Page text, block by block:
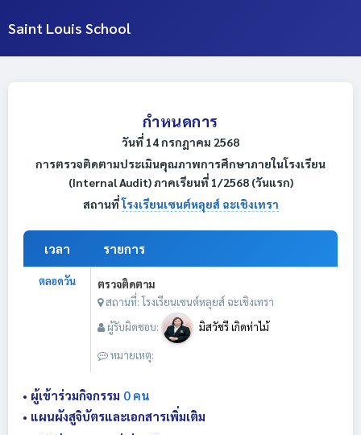
Saint Louis School
กำหนดการ
วันที่ 14 กรกฎาคม 2568
การตรวจติดตามประเมินคุณภาพการศึกษาภายในโรงเรียน
(Internal Audit) ภาคเรียนที่ 1/2568 (วันแรก)
สถานที่โรงเรียนเซนต์หลุยส์ ฉะเชิงเทรา
เวลา รายการ
ตลอดวัน
ตรวจติดตาม
สถานที่: โรงเรียนเซนต์หลุยส์ ฉะเชิงเทรา
ผู้รับผิดชอบ:
มิสวัชรี เกิดท่าไม้
หมายเหตุ:
• ผู้เข้าร่วมกิจกรรม 0 คน
• แผนผังสูจิบัตรและเอกสารเพิ่มเติม